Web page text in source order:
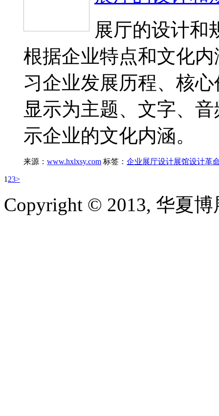
展厅的设计和
根据企业特点和文化
习企业发展历程、核
显示为主题、文字、
示企业的文化内涵。
来源： www.hxlxsy.com 标签： 企业展厅设计展馆设计革
1 23>
Copyright © 2013, 华夏博